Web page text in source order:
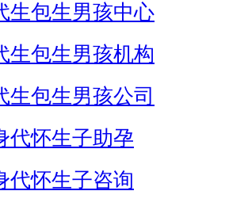
生包生男孩中心
生包生男孩机构
生包生男孩公司
代怀生子助孕
代怀生子咨询